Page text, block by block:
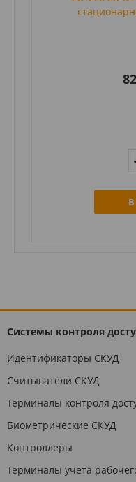
Системы контроля
Идентификаторы СКУД
Считыватели СКУД
Терминалы контроля
Биометрические СКУД
Контроллеры
Терминалы учета